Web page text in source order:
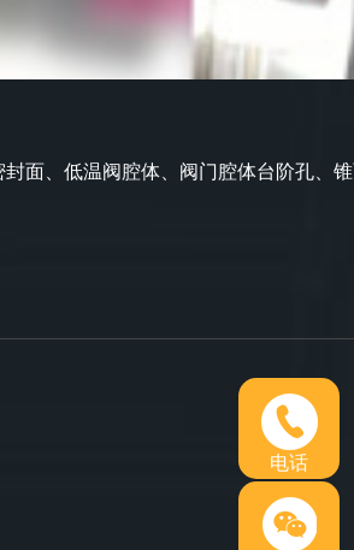
面、低温阀腔体、阀门腔体台阶孔、
电话